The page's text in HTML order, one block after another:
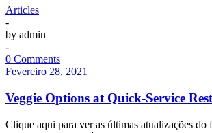
Articles
-
by admin
-
0 Comments
Fevereiro 28, 2021
Veggie Options at Quick-Service
Clique aqui para ver as últimas atualizações